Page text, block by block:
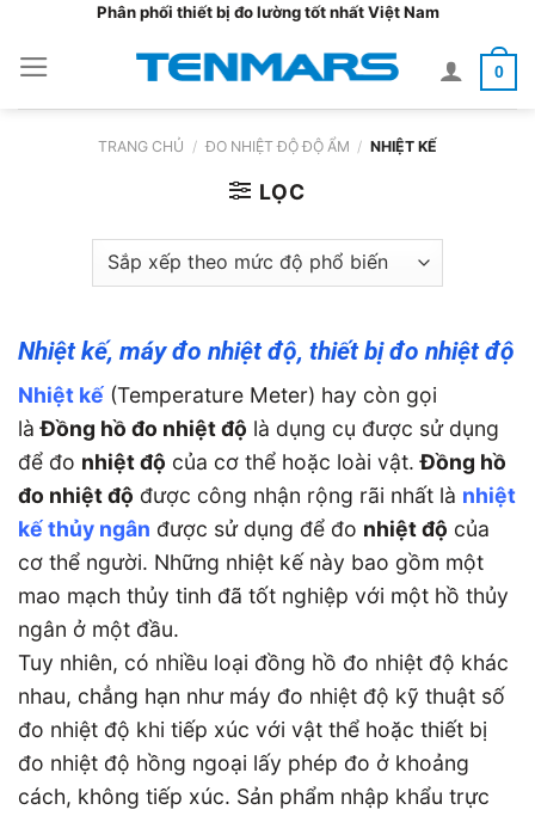
nội
dung
Phân phối thiết bị đo lường tốt nhất Việt Nam
0
TRANG CHỦ / ĐO NHIỆT ĐỘ ĐỘ ẨM / NHIỆT KẾ
LỌC
Nhiệt kế, máy đo nhiệt độ, thiết bị đo nhiệt độ
Nhiệt kế (Temperature Meter) hay còn gọi
làĐồng hồ đo nhiệt độ là dụng cụ được sử dụng
để đo nhiệt độ của cơ thể hoặc loài vật.Đồng hồ
đo nhiệt độ được công nhận rộng rãi nhất là nhiệt
kế thủy ngân được sử dụng để đo nhiệt độ của
cơ thể người. Những nhiệt kế này bao gồm một
mao mạch thủy tinh đã tốt nghiệp với một hồ thủy
ngân ở một đầu.
Tuy nhiên, có nhiều loại đồng hồ đo nhiệt độ khác
nhau, chẳng hạn như máy đo nhiệt độ kỹ thuật số
đo nhiệt độ khi tiếp xúc với vật thể hoặc thiết bị
đo nhiệt độ hồng ngoại lấy phép đo ở khoảng
cách, không tiếp xúc. Sản phẩm nhập khẩu trực